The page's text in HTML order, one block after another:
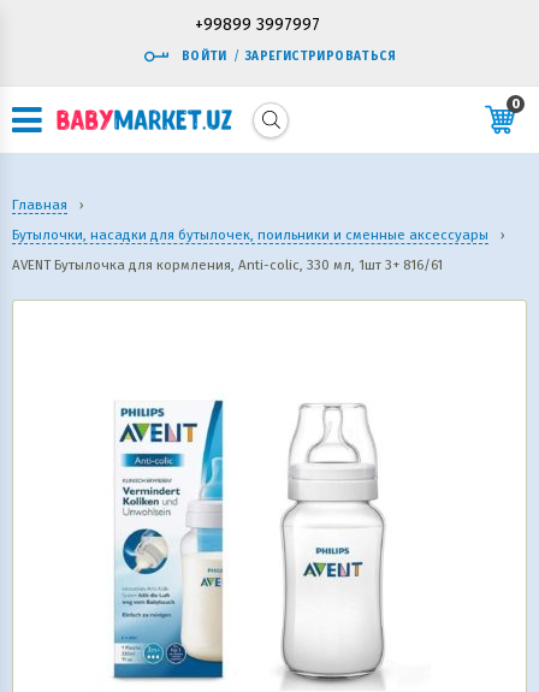
+99899 3997997
ВОЙТИ / ЗАРЕГИСТРИРОВАТЬСЯ
0
Главная
›
Бутылочки, насадки для бутылочек, поильники и сменные аксессуары
›
AVENT Бутылочка для кормления, Anti-colic, 330 мл, 1шт 3+ 816/61